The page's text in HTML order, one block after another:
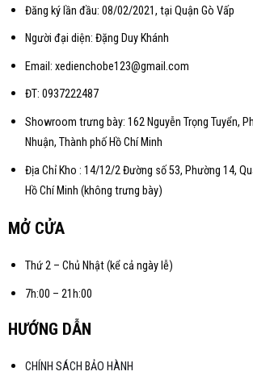
Đăng ký lần đầu: 08/02/2021, tại Quận Gò Vấp
Người đại diện: Đặng Duy Khánh
Email: xedienchobe123@gmail.com
ĐT: 0937222487
Showroom trưng bày: 162 Nguyễn Trọng Tuyển,
Nhuận, Thành phố Hồ Chí Minh
Địa Chỉ Kho : 14/12/2 Đường số 53, Phường 14,
Hồ Chí Minh (không trưng bày)
MỞ CỬA
Thứ 2 – Chủ Nhật (kể cả ngày lễ)
7h:00 – 21h:00
HƯỚNG DẪN
CHÍNH SÁCH BẢO HÀNH